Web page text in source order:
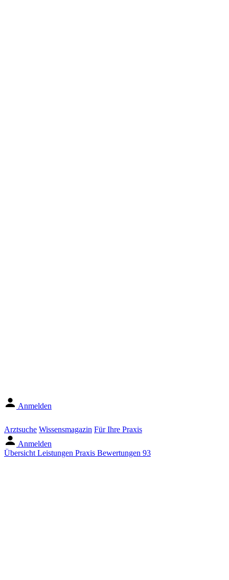
Anmelden
Arztsuche Wissensmagazin Für Ihre Praxis
Anmelden
Übersicht Leistungen Praxis Bewertungen 93